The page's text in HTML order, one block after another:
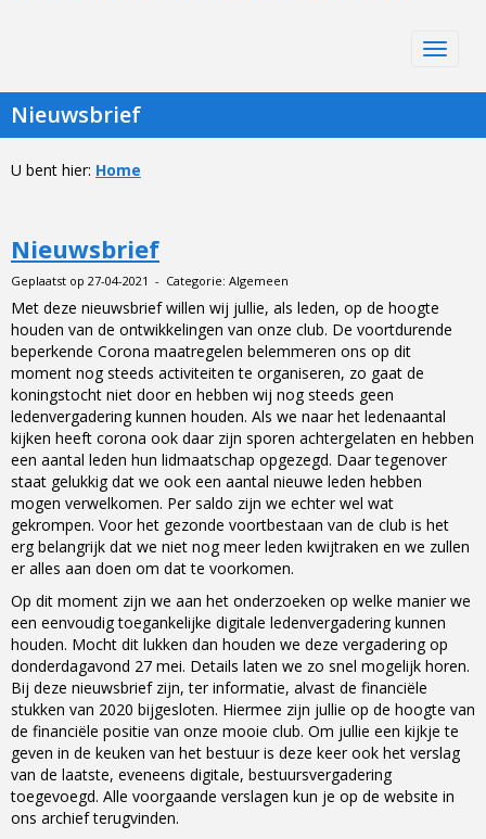
Nieuwsbrief
U bent hier: Home
Nieuwsbrief
Geplaatst op 27-04-2021 - Categorie: Algemeen
Met deze nieuwsbrief willen wij jullie, als leden, op de hoogte
houden van de ontwikkelingen van onze club. De voortdurende
beperkende Corona maatregelen belemmeren ons op dit
moment nog steeds activiteiten te organiseren, zo gaat de
koningstocht niet door en hebben wij nog steeds geen
ledenvergadering kunnen houden. Als we naar het ledenaantal
kijken heeft corona ook daar zijn sporen achtergelaten en hebben
een aantal leden hun lidmaatschap opgezegd. Daar tegenover
staat gelukkig dat we ook een aantal nieuwe leden hebben
mogen verwelkomen. Per saldo zijn we echter wel wat
gekrompen. Voor het gezonde voortbestaan van de club is het
erg belangrijk dat we niet nog meer leden kwijtraken en we zullen
er alles aan doen om dat te voorkomen.
Op dit moment zijn we aan het onderzoeken op welke manier we
een eenvoudig toegankelijke digitale ledenvergadering kunnen
houden. Mocht dit lukken dan houden we deze vergadering op
donderdagavond 27 mei. Details laten we zo snel mogelijk horen.
Bij deze nieuwsbrief zijn, ter informatie, alvast de financiële
stukken van 2020 bijgesloten. Hiermee zijn jullie op de hoogte van
de financiële positie van onze mooie club. Om jullie een kijkje te
geven in de keuken van het bestuur is deze keer ook het verslag
van de laatste, eveneens digitale, bestuursvergadering
toegevoegd. Alle voorgaande verslagen kun je op de website in
ons archief terugvinden.